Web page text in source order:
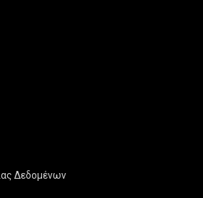
Δεδομένων